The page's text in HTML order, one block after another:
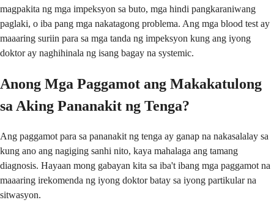
magpakita ng mga impeksyon sa buto, mga hindi pangkaraniwang
paglaki, o iba pang mga nakatagong problema. Ang mga blood test ay
maaaring suriin para sa mga tanda ng impeksyon kung ang iyong
doktor ay naghihinala ng isang bagay na systemic.
Anong Mga Paggamot ang Makakatulong
sa Aking Pananakit ng Tenga?
Ang paggamot para sa pananakit ng tenga ay ganap na nakasalalay sa
kung ano ang nagiging sanhi nito, kaya mahalaga ang tamang
diagnosis. Hayaan mong gabayan kita sa iba't ibang mga paggamot na
maaaring irekomenda ng iyong doktor batay sa iyong partikular na
sitwasyon.